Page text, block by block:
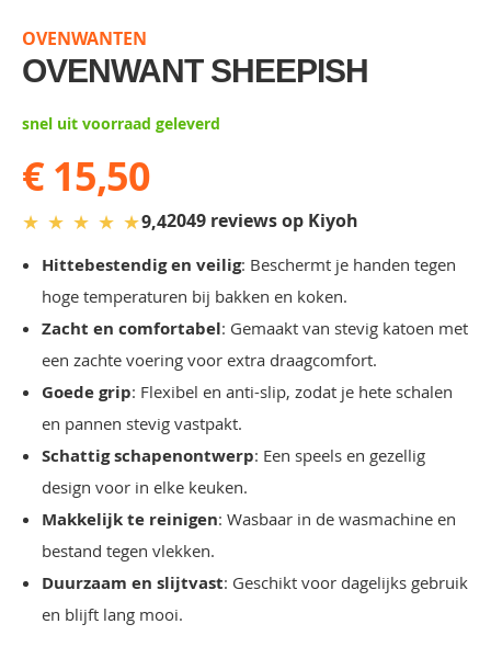
beginning
of
the
gallery
OVENWANTEN
OVENWANT SHEEPISH
snel uit voorraad geleverd
€ 15,50
★ ★ ★ ★ ★9,42049 reviews op Kiyoh
Hittebestendig en veilig: Beschermt je handen tegen
hoge temperaturen bij bakken en koken.
Zacht en comfortabel: Gemaakt van stevig katoen met
een zachte voering voor extra draagcomfort.
Goede grip: Flexibel en anti-slip, zodat je hete schalen
en pannen stevig vastpakt.
Schattig schapenontwerp: Een speels en gezellig
design voor in elke keuken.
Makkelijk te reinigen: Wasbaar in de wasmachine en
bestand tegen vlekken.
Duurzaam en slijtvast: Geschikt voor dagelijks gebruik
en blijft lang mooi.